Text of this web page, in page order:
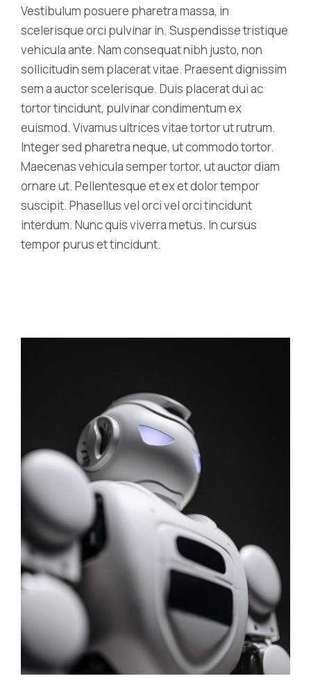
Vestibulum posuere pharetra massa, in
scelerisque orci pulvinar in. Suspendisse tristique
vehicula ante. Nam consequat nibh justo, non
sollicitudin sem placerat vitae. Praesent dignissim
sem a auctor scelerisque. Duis placerat dui ac
tortor tincidunt, pulvinar condimentum ex
euismod. Vivamus ultrices vitae tortor ut rutrum.
Integer sed pharetra neque, ut commodo tortor.
Maecenas vehicula semper tortor, ut auctor diam
ornare ut. Pellentesque et ex et dolor tempor
suscipit. Phasellus vel orci vel orci tincidunt
interdum. Nunc quis viverra metus. In cursus
tempor purus et tincidunt.